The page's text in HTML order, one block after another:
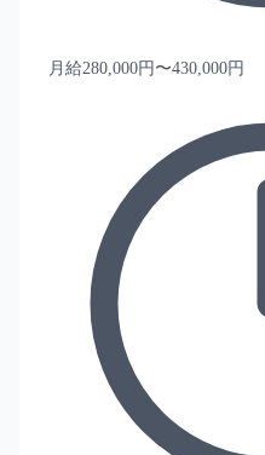
月給280,000円〜430,000円